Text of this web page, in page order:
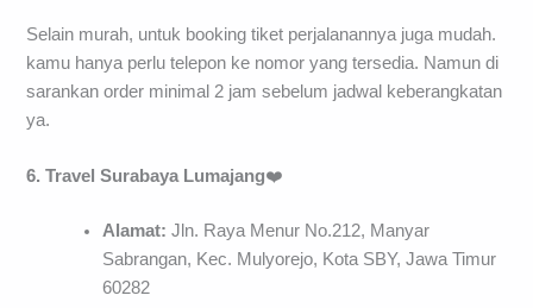
Selain murah, untuk booking tiket perjalanannya juga mudah.
kamu hanya perlu telepon ke nomor yang tersedia. Namun di
sarankan order minimal 2 jam sebelum jadwal keberangkatan
ya.
6. Travel Surabaya Lumajang❤️
Alamat:Jln. Raya Menur No.212, Manyar
Sabrangan, Kec. Mulyorejo, Kota SBY, Jawa Timur
60282